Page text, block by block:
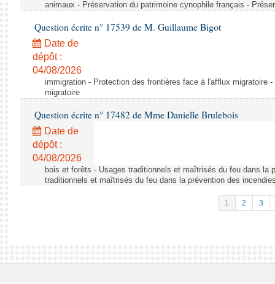
animaux - Préservation du patrimoine cynophile français -
Question écrite n° 17539 de M. Guillaume Bigot
Date de
dépôt :
04/08/2026
immigration - Protection des frontières face à l'afflux migratoire
migratoire
Question écrite n° 17482 de Mme Danielle Brulebois
Date de
dépôt :
04/08/2026
bois et forêts - Usages traditionnels et maîtrisés du feu dans la
traditionnels et maîtrisés du feu dans la prévention des
1 2 3